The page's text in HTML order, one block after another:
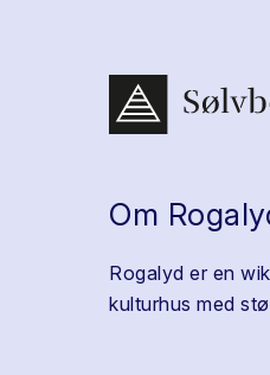
Om
Rogalyd er en
kulturhus med